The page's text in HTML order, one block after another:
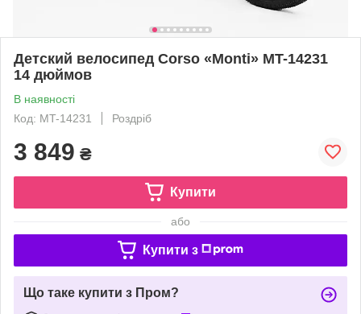
Детский велосипед Corso «Monti» MT-14231
14 дюймов
В наявності
Код: MT-14231
Роздріб
3 849 ₴
Купити
або
Купити з
Що таке купити з Пром?